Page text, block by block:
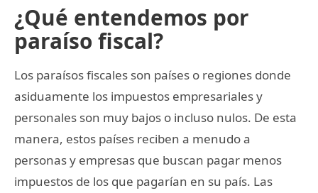
¿Qué entendemos por
paraíso fiscal?
Los paraísos fiscales son países o regiones donde
asiduamente los impuestos empresariales y
personales son muy bajos o incluso nulos. De esta
manera, estos países reciben a menudo a
personas y empresas que buscan pagar menos
impuestos de los que pagarían en su país. Las